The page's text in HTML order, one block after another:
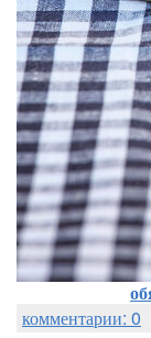
комментарии: 0